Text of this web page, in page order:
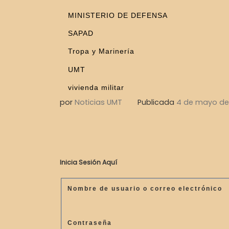
MINISTERIO DE DEFENSA
SAPAD
Tropa y Marinería
UMT
vivienda militar
por Noticias UMT Publicada 4 de mayo
Inicia Sesión Aquí
Nombre de usuario o correo electrónico
Contraseña